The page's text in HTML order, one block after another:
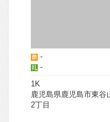
-
-
1K
鹿児島県鹿児島市東谷
2丁目